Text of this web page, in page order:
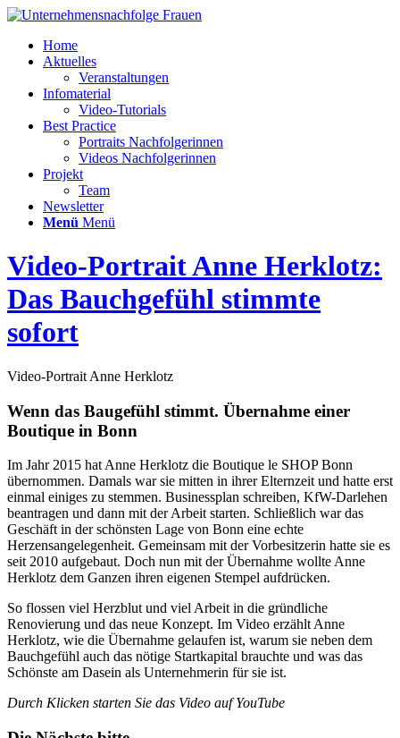
Home
Aktuelles
Veranstaltungen
Infomaterial
Video-Tutorials
Best Practice
Portraits Nachfolgerinnen
Videos Nachfolgerinnen
Projekt
Team
Newsletter
Menü Menü
Video-Portrait Anne Herklotz:
Das Bauchgefühl stimmte
sofort
Video-Portrait Anne Herklotz
Wenn das Baugefühl stimmt. Übernahme einer
Boutique in Bonn
Im Jahr 2015 hat Anne Herklotz die Boutique le SHOP Bonn
übernommen. Damals war sie mitten in ihrer Elternzeit und hatte erst
einmal einiges zu stemmen. Businessplan schreiben, KfW-Darlehen
beantragen und dann mit der Arbeit starten. Schließlich war das
Geschäft in der schönsten Lage von Bonn eine echte
Herzensangelegenheit. Gemeinsam mit der Vorbesitzerin hatte sie es
seit 2010 aufgebaut. Doch nun mit der Übernahme wollte Anne
Herklotz dem Ganzen ihren eigenen Stempel aufdrücken.
So flossen viel Herzblut und viel Arbeit in die gründliche
Renovierung und das neue Konzept. Im Video erzählt Anne
Herklotz, wie die Übernahme gelaufen ist, warum sie neben dem
Bauchgefühl auch das nötige Startkapital brauchte und was das
Schönste am Dasein als Unternehmerin für sie ist.
Durch Klicken starten Sie das Video auf YouTube